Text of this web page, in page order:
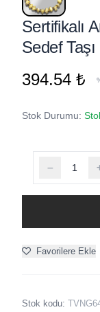
Sertifikalı
Sedef
394.54 ₺
Stok Durumu:
Favorilere Ekle
Stok kodu: